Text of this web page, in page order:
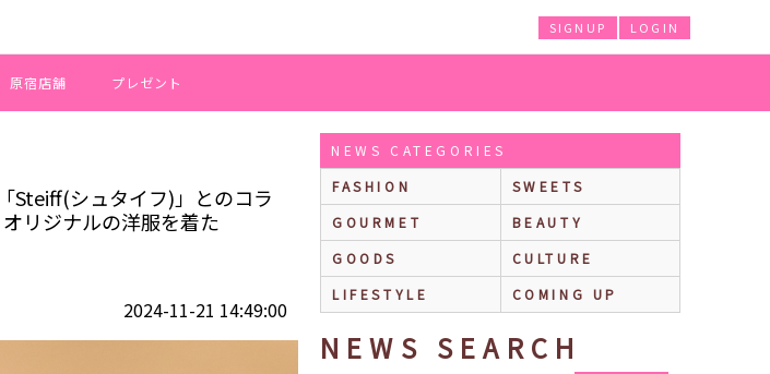
LOGIN
SIGNUP
原宿店舗 プレゼント
Steiff(シュタイフ)」とのコラボシリーズ第2弾！クラシカルなベアJames(ジェームズ)のニットや、オリジナルの洋
Steiff(シュタイフ)」とのコラ
リジナルの洋服を着た
2024-11-21 14:49:00
NEWS CATEGORIES
FASHION
SWEETS
GOURMET
BEAUTY
GOODS
CULTURE
LIFESTYLE
COMING UP
NEWS SEARCH